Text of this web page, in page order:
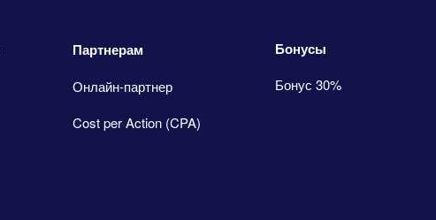
Партнерам
Онлайн-партнер
Cost per Action (CPA)
Бонусы
Бонус 30%